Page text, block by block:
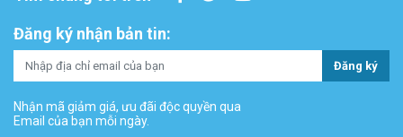
Đăng ký nhận bản tin:
Đăng ký
Nhận mã giảm giá, ưu đãi độc quyền qua
Email của bạn mỗi ngày.